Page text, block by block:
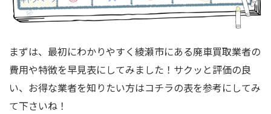
まずは、最初にわかりやすく綾瀬市にある廃車買取業者の
費用や特徴を早見表にしてみました！サクッと評価の良
い、お得な業者を知りたい方はコチラの表を参考にしてみ
て下さいね！